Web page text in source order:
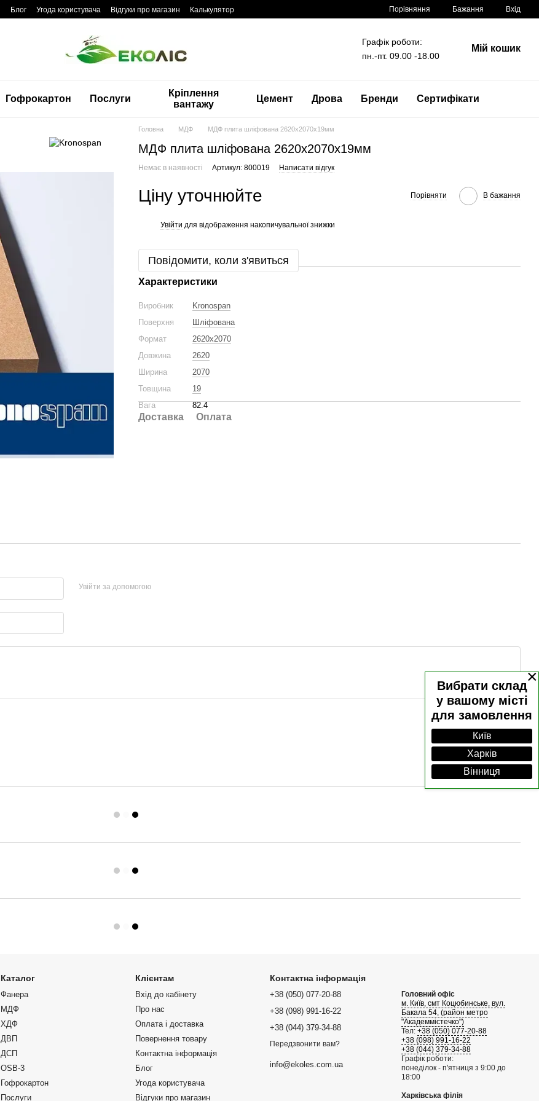
×
Вибрати склад
у вашому місті
для замовлення
Київ
Харків
Вінниця
Блог Угода користувача Відгуки про магазин Калькулятор Порівняння Бажання Вхід
Графік роботи:
пн.-пт. 09.00 -18.00
Мій кошик
Гофрокартон Послуги
Кріплення
вантажу
Цемент Дрова Бренди Сертифікати
Головна МДФ МДФ плита шліфована 2620x2070x19мм
МДФ плита шліфована 2620x2070x19мм
Немає в наявності Артикул: 800019 Написати відгук
Ціну уточнюйте Порівняти В бажання
Увійти для відображення накопичувальної знижки
Повідомити, коли з'явиться
Характеристики
Виробник
Kronospan
Поверхня
Шліфована
Формат
2620x2070
Довжина
2620
Ширина
2070
Товщина
19
Вага
82.4
Доставка Оплата
Увійти за допомогою
Каталог
Фанера
МДФ
ХДФ
ДВП
ДСП
OSB-3
Гофрокартон
Послуги
Клієнтам
Вхід до кабінету
Про нас
Оплата і доставка
Повернення товару
Контактна інформація
Блог
Угода користувача
Відгуки про магазин
Контактна інформація
+38 (050) 077-20-88
+38 (098) 991-16-22
+38 (044) 379-34-88
Передзвонити вам?
info@ekoles.com.ua
Головний офіс
м. Київ, смт Коцюбинське, вул.
Бакала 54, (район метро
"Академмістечко")
Тел: +38 (050) 077-20-88
+38 (098) 991-16-22
+38 (044) 379-34-88
Графік роботи:
понеділок - п'ятниця з 9:00 до
18:00
Харківська філія